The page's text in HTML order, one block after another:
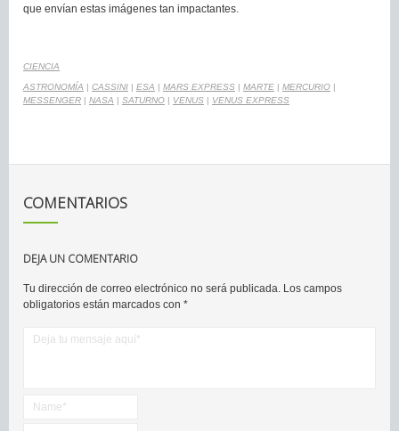
que envían estas imágenes tan impactantes.
CIENCIA
ASTRONOMÍA | CASSINI | ESA | MARS EXPRESS | MARTE | MERCURIO |
MESSENGER | NASA | SATURNO | VENUS | VENUS EXPRESS
COMENTARIOS
DEJA UN COMENTARIO
Tu dirección de correo electrónico no será publicada. Los campos
obligatorios están marcados con *